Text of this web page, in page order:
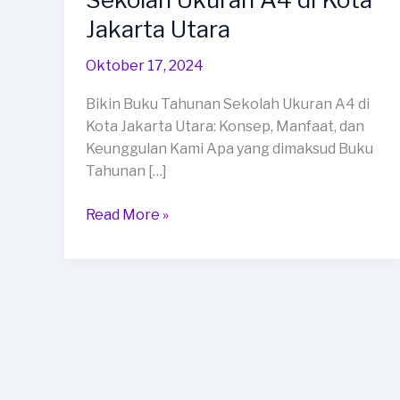
Jakarta Utara
Oktober 17, 2024
Bikin Buku Tahunan Sekolah Ukuran A4 di
Kota Jakarta Utara: Konsep, Manfaat, dan
Keunggulan Kami Apa yang dimaksud Buku
Tahunan […]
Tahunan
Sekolah
di
Kota
Jakarta
Utara
Read More »